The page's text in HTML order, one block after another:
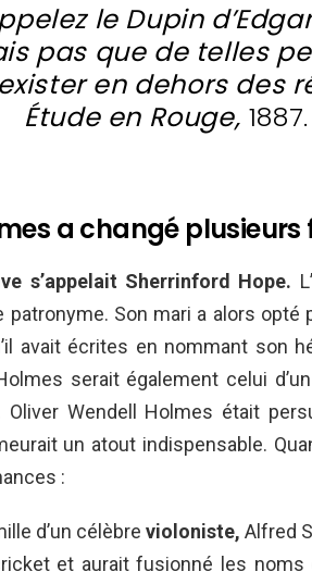
le Dupin
pas que de telles
en dehors des
Étude en Rouge, 1887.
a changé plusieurs
s’appelait Sherrinford Hope.
patronyme. Son mari a alors opté
avait écrites en nommant son
serait également celui
Oliver Wendell Holmes était
un atout indispensable.
:
d’un célèbre violoniste, Alfred
et aurait fusionné les